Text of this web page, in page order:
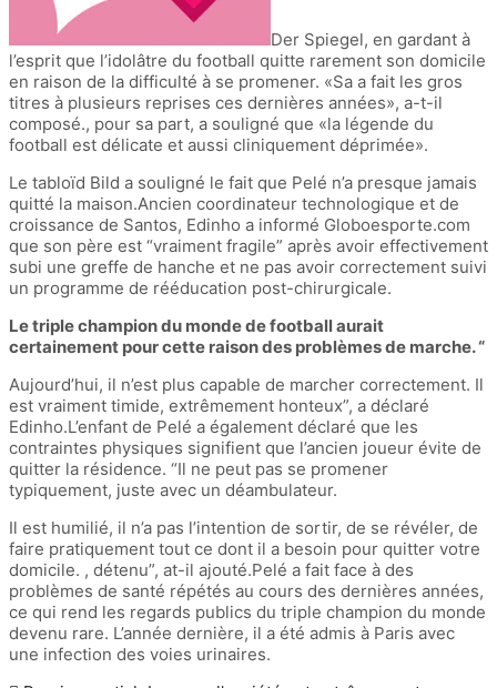
Der Spiegel, en gardant à
l’esprit que l’idolâtre du football quitte rarement son domicile
en raison de la difficulté à se promener. «Sa a fait les gros
titres à plusieurs reprises ces dernières années», a-t-il
composé., pour sa part, a souligné que «la légende du
football est délicate et aussi cliniquement déprimée».
Le tabloïd Bild a souligné le fait que Pelé n’a presque jamais
quitté la maison.Ancien coordinateur technologique et de
croissance de Santos, Edinho a informé Globoesporte.com
que son père est “vraiment fragile” après avoir effectivement
subi une greffe de hanche et ne pas avoir correctement suivi
un programme de rééducation post-chirurgicale.
Le triple champion du monde de football aurait
certainement pour cette raison des problèmes de marche. “
Aujourd’hui, il n’est plus capable de marcher correctement. Il
est vraiment timide, extrêmement honteux”, a déclaré
Edinho.L’enfant de Pelé a également déclaré que les
contraintes physiques signifient que l’ancien joueur évite de
quitter la résidence. “Il ne peut pas se promener
typiquement, juste avec un déambulateur.
Il est humilié, il n’a pas l’intention de sortir, de se révéler, de
faire pratiquement tout ce dont il a besoin pour quitter votre
domicile. , détenu”, at-il ajouté.Pelé a fait face à des
problèmes de santé répétés au cours des dernières années,
ce qui rend les regards publics du triple champion du monde
devenu rare. L’année dernière, il a été admis à Paris avec
une infection des voies urinaires.